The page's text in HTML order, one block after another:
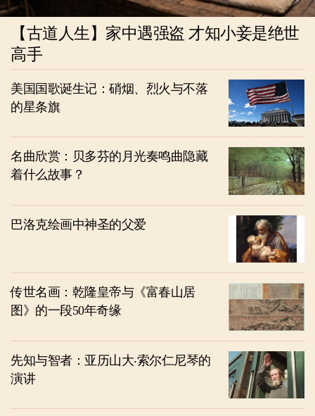
【古道人生】家中遇强盗 才知小妾是绝世
高手
美国国歌诞生记：硝烟、烈火与不落
的星条旗
名曲欣赏：贝多芬的月光奏鸣曲隐藏
着什么故事？
巴洛克绘画中神圣的父爱
传世名画：乾隆皇帝与《富春山居
图》的一段50年奇缘
先知与智者：亚历山大‧索尔仁尼琴的
演讲